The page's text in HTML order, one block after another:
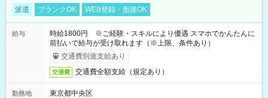
派遣 ブランクOK WEB登録・面接OK
給与
時給1800円 ※ご経験・スキルにより優遇 スマホでかんたんに
前払いで給与が受け取れます（※上限、条件あり）
交通費別途支給あり
交通費 交通費全額支給（規定あり）
勤務地
東京都中央区